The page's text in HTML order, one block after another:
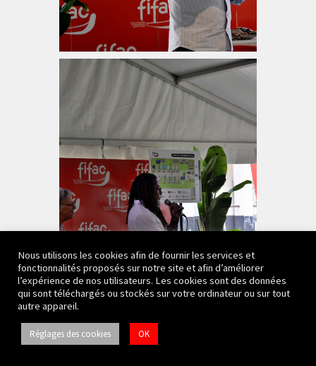
Nous utilisons les cookies afin de fournir les services et
fonctionnalités proposés sur notre site et afin d’améliorer
l’expérience de nos utilisateurs. Les cookies sont des données
qui sont téléchargés ou stockés sur votre ordinateur ou sur tout
autre appareil.
Réglages des cookies OK